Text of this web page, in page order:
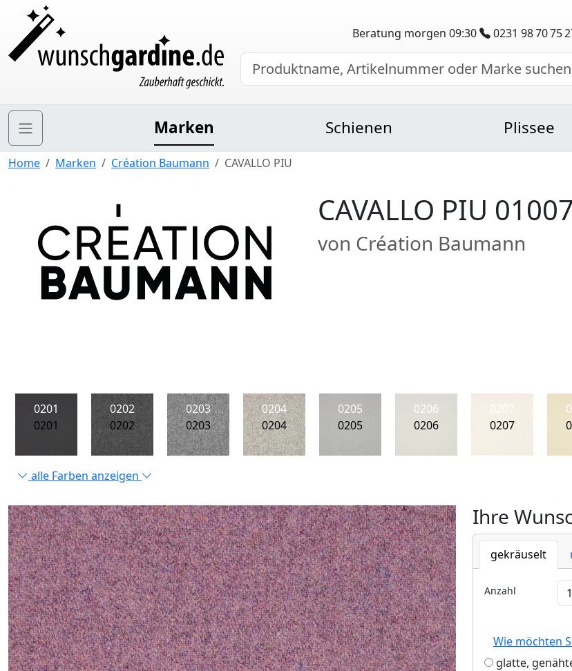
Beratung morgen 09:30 0231 98 70 75
Marken Schienen Plissee
Home Marken Création Baumann CAVALLO PIU
CAVALLO PIU
von Création Baumann
0201
0201
0202
0202
0203
0203
0204
0204
0205
0205
0206
0206
0207
0207
alle Farben anzeigen
Ihre
gekräuselt
Anzahl
Wie möchten
glatte,